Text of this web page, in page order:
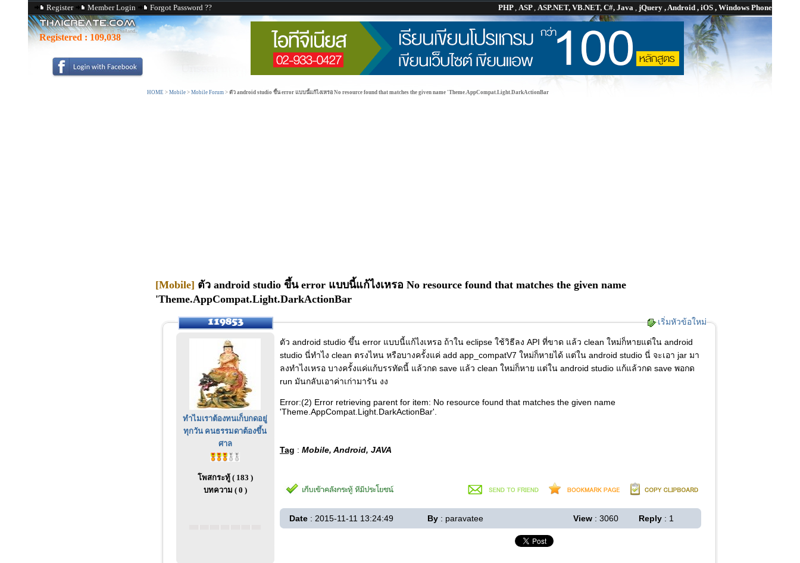
Register Member Login Forgot Password ?? PHP, ASP, ASP.NET, VB.NET, C#, Java , jQuery , Android , iOS , Windows Phone
Registered : 109,038
HOME > Mobile > Mobile Forum > ตัว android studio ขึ้น error แบบนี้แก้ไงเหรอ No resource found that matches the given name 'Theme.AppCompat.Light.DarkActionBar
[Mobile] ตัว android studio ขึ้น error แบบนี้แก้ไงเหรอ No resource found that matches the given name
'Theme.AppCompat.Light.DarkActionBar
เริ่มหัวข้อใหม่
ทำไมเราต้องทนเก็บกดอยู่
ทุกวัน คนธรรมดาต้องขึ้น
ศาล
โพสกระทู้ ( 183 )
บทความ ( 0 )
ตัว android studio ขึ้น error แบบนี้แก้ไงเหรอ ถ้าใน eclipse ใช้วิธีลง API ที่ขาด แล้ว clean ใหม่ก็หายแต่ใน android
studio นี่ทำไง clean ตรงไหน หรือบางครั้งแค่ add app_compatV7 ใหม่ก็หายได้ แต่ใน android studio นี่ จะเอา jar มา
ลงทำไงเหรอ บางครั้งแค่แก้บรรทัดนี้ แล้วกด save แล้ว clean ใหม่ก็หาย แต่ใน android studio แก้แล้วกด save พอกด
run มันกลับเอาค่าเก่ามารัน งง
Error:(2) Error retrieving parent for item: No resource found that matches the given name
'Theme.AppCompat.Light.DarkActionBar'.
Tag : Mobile, Android, JAVA
Date : 2015-11-11 13:24:49 By : paravatee View : 3060 Reply : 1